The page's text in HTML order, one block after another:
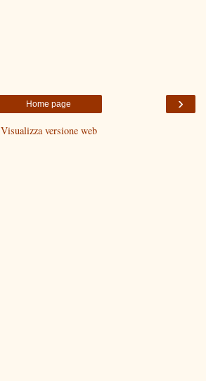
›
Home page
Visualizza versione web